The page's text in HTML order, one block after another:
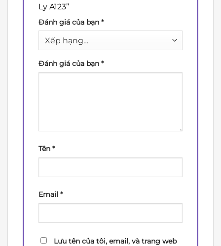
Ly A123”
Đánh giá của bạn *
Đánh giá của bạn *
Tên *
Email *
Lưu tên của tôi, email, và trang web